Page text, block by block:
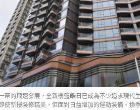
帶的飛速發展，全新樓盤皓日 已成為不少追求現代
使新樓裝修精美，但面對日益增加的運動裝備、換